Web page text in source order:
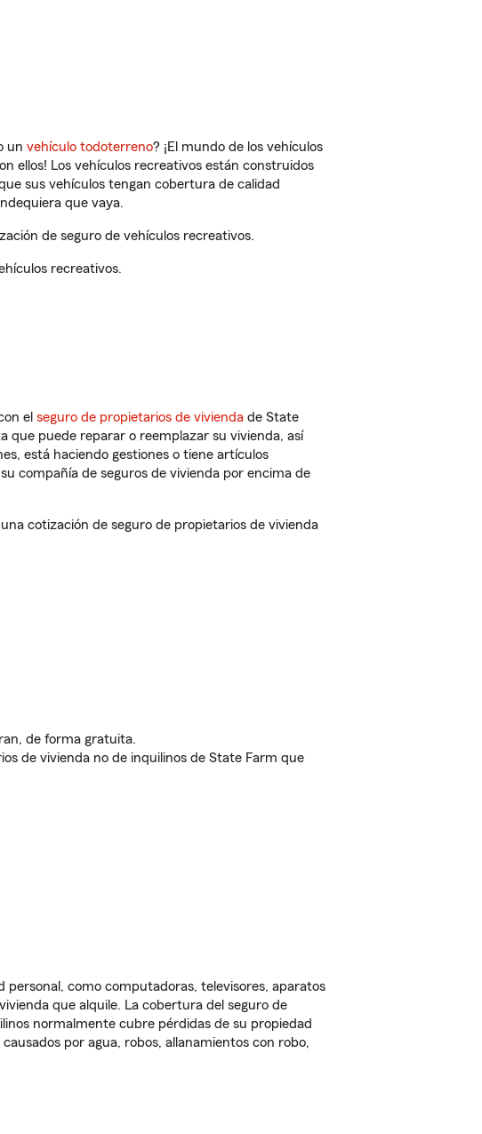
un vehículo todoterreno? ¡El mundo de los vehículos
ellos! Los vehículos recreativos están construidos
sus vehículos tengan cobertura de calidad
que vaya.
de seguro de vehículos recreativos.
recreativos.
el seguro de propietarios de vivienda de State
que puede reparar o reemplazar su vivienda, así
está haciendo gestiones o tiene artículos
compañía de seguros de vivienda por encima de
cotización de seguro de propietarios de vivienda
de forma gratuita.
de vivienda no de inquilinos de State Farm que
como computadoras, televisores, aparatos
que alquile. La cobertura del seguro de
normalmente cubre pérdidas de su propiedad
por agua, robos, allanamientos con robo,